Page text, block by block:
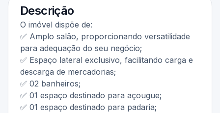
Descrição
O imóvel dispõe de:
✅ Amplo salão, proporcionando versatilidade
para adequação do seu negócio;
✅ Espaço lateral exclusivo, facilitando carga e
descarga de mercadorias;
✅ 02 banheiros;
✅ 01 espaço destinado para açougue;
✅ 01 espaço destinado para padaria;